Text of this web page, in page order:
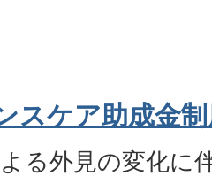
スケア助成金
る外見の変化に